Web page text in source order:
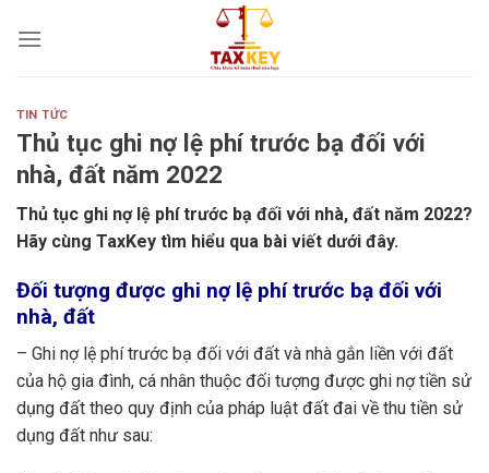
TIN TỨC
Thủ tục ghi nợ lệ phí trước bạ đối với
nhà, đất năm 2022
Thủ tục ghi nợ lệ phí trước bạ đối với nhà, đất năm 2022?
Hãy cùng TaxKey tìm hiểu qua bài viết dưới đây.
Đối tượng được ghi nợ lệ phí trước bạ đối với
nhà, đất
– Ghi nợ lệ phí trước bạ đối với đất và nhà gắn liền với đất
của hộ gia đình, cá nhân thuộc đối tượng được ghi nợ tiền sử
dụng đất theo quy định của pháp luật đất đai về thu tiền sử
dụng đất như sau: